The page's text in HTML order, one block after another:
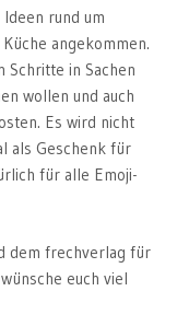
rund um
angekommen.
in Sachen
wollen und auch
Es wird nicht
als Geschenk für
für alle Emoji-
dem frechverlag für
euch viel